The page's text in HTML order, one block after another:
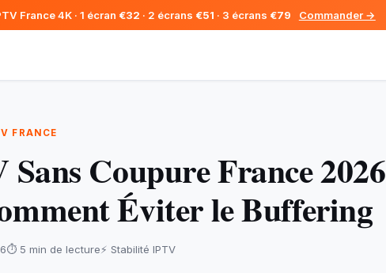
France 4K · 1 écran €32 · 2 écrans €51 · 3 écrans €79 Commander →
FRANCE
Coupure France 2026
Éviter le Buffering
⏱️ 5 min de lecture⚡ Stabilité IPTV